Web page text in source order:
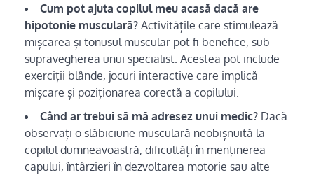
Cum pot ajuta copilul meu acasă dacă are
hipotonie musculară? Activitățile care stimulează
mișcarea și tonusul muscular pot fi benefice, sub
supravegherea unui specialist. Acestea pot include
exerciții blânde, jocuri interactive care implică
mișcare și poziționarea corectă a copilului.
Când ar trebui să mă adresez unui medic? Dacă
observați o slăbiciune musculară neobișnuită la
copilul dumneavoastră, dificultăți în menținerea
capului, întârzieri în dezvoltarea motorie sau alte